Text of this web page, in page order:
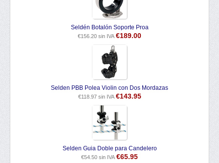
Seldén Botalón Soporte Proa
€156.20 sin IVA €189.00
Selden PBB Polea Violin con Dos Mordazas
€118.97sin IVA €143.95
Selden Guia Doble para Candelero
€54.50 sin IVA €65.95